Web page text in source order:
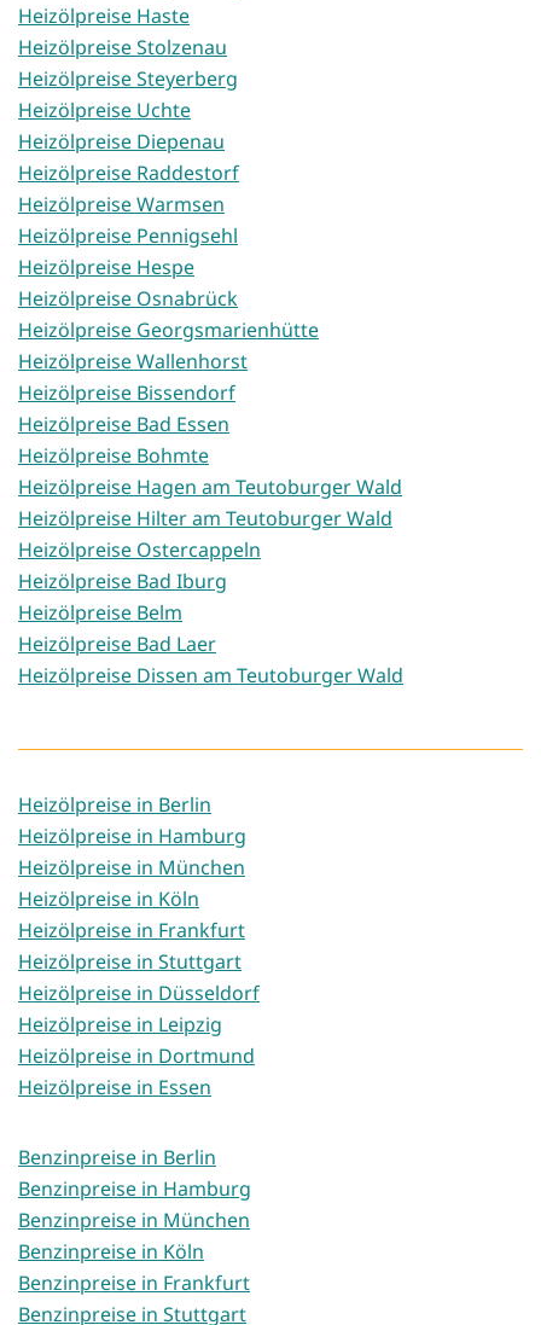
Heizölpreise Haste
Heizölpreise Stolzenau
Heizölpreise Steyerberg
Heizölpreise Uchte
Heizölpreise Diepenau
Heizölpreise Raddestorf
Heizölpreise Warmsen
Heizölpreise Pennigsehl
Heizölpreise Hespe
Heizölpreise Osnabrück
Heizölpreise Georgsmarienhütte
Heizölpreise Wallenhorst
Heizölpreise Bissendorf
Heizölpreise Bad Essen
Heizölpreise Bohmte
Heizölpreise Hagen am Teutoburger Wald
Heizölpreise Hilter am Teutoburger Wald
Heizölpreise Ostercappeln
Heizölpreise Bad Iburg
Heizölpreise Belm
Heizölpreise Bad Laer
Heizölpreise Dissen am Teutoburger Wald
Heizölpreise in Berlin
Heizölpreise in Hamburg
Heizölpreise in München
Heizölpreise in Köln
Heizölpreise in Frankfurt
Heizölpreise in Stuttgart
Heizölpreise in Düsseldorf
Heizölpreise in Leipzig
Heizölpreise in Dortmund
Heizölpreise in Essen
Benzinpreise in Berlin
Benzinpreise in Hamburg
Benzinpreise in München
Benzinpreise in Köln
Benzinpreise in Frankfurt
Benzinpreise in Stuttgart